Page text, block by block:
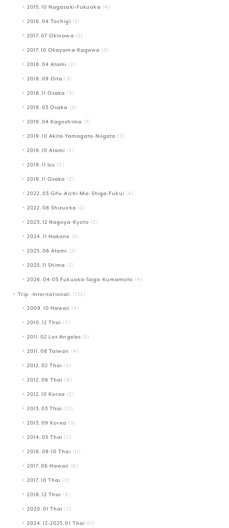
2015.10 Nagasaki-Fukuoka (4)
2016.04 Tochigi (2)
2017.07 Okinawa (2)
2017.10 Okayama-Kagawa (3)
2018.04 Atami (2)
2018.09 Oita (3)
2018.11 Osaka (3)
2019.03 Osaka (2)
2019.04 Kagoshima (3)
2019.10 Akita-Yamagata-Niigata (3)
2019.10 Atami (2)
2019.11 Izu (2)
2019.11 Osaka (2)
2022.03 Gifu-Aichi-Mie-Shiga-Fukui (4)
2022.08 Shizuoka (2)
2023.12 Nagoya-Kyoto (2)
2024.11 Hakone (2)
2025.06 Atami (2)
2025.11 Shima (2)
2026.04-05 Fukuoka-Saga-Kumamoto (4)
Trip -International- (122)
2009.10 Hawaii (4)
2010.12 Thai (7)
2011.02 Los Angeles (5)
2011.08 Taiwan (4)
2012.02 Thai (6)
2012.06 Thai (6)
2012.10 Korea (2)
2013.03 Thai (13)
2013.09 Korea (3)
2014.05 Thai (7)
2016.09-10 Thai (11)
2017.06 Hawaii (6)
2017.10 Thai (11)
2018.12 Thai (6)
2020.01 Thai (7)
2024.12-2025.01 Thai (11)